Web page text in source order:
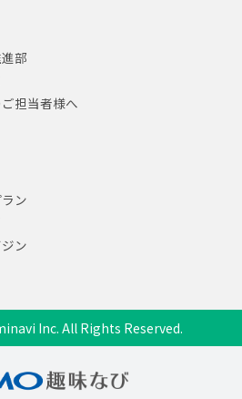
部
担当者様へ
ン
ン
Inc. All Rights Reserved.